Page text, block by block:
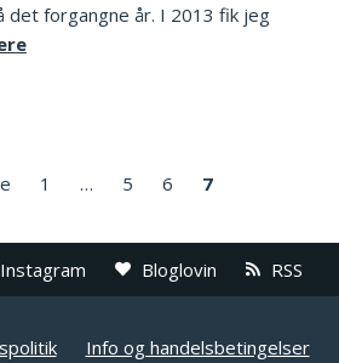
det forgangne år. I 2013 fik jeg
1 … 5 6 7
Instagram Bloglovin RSS
Info og handelsbetingelser